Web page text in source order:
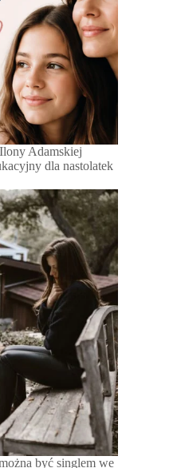
Adamskiej
dla nastolatek
być singlem we